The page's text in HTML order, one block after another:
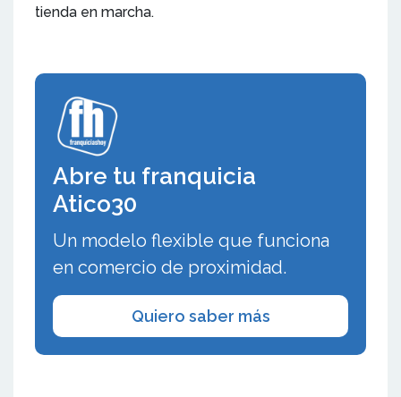
tienda en marcha.
Abre tu franquicia
Atico30
Un modelo flexible que funciona
en comercio de proximidad.
Quiero saber más